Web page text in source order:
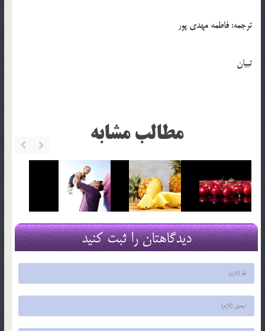
ترجمه: فاطمه مهدی پور
تبیان
مطالب مشابه
دیدگاهتان را ثبت کنید